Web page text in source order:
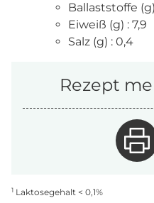
Ballaststoffe
Eiweiß (g) : 7,9
Salz (g) : 0,4
Rezept
1 Laktosegehalt < 0,1%